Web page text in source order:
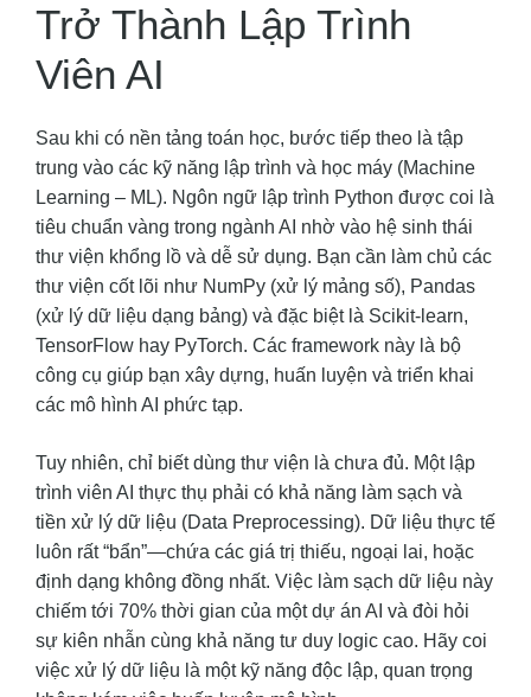
Trở Thành Lập Trình
Viên AI
Sau khi có nền tảng toán học, bước tiếp theo là tập
trung vào các kỹ năng lập trình và học máy (Machine
Learning – ML). Ngôn ngữ lập trình Python được coi là
tiêu chuẩn vàng trong ngành AI nhờ vào hệ sinh thái
thư viện khổng lồ và dễ sử dụng. Bạn cần làm chủ các
thư viện cốt lõi như NumPy (xử lý mảng số), Pandas
(xử lý dữ liệu dạng bảng) và đặc biệt là Scikit-learn,
TensorFlow hay PyTorch. Các framework này là bộ
công cụ giúp bạn xây dựng, huấn luyện và triển khai
các mô hình AI phức tạp.
Tuy nhiên, chỉ biết dùng thư viện là chưa đủ. Một lập
trình viên AI thực thụ phải có khả năng làm sạch và
tiền xử lý dữ liệu (Data Preprocessing). Dữ liệu thực tế
luôn rất “bẩn”—chứa các giá trị thiếu, ngoại lai, hoặc
định dạng không đồng nhất. Việc làm sạch dữ liệu này
chiếm tới 70% thời gian của một dự án AI và đòi hỏi
sự kiên nhẫn cùng khả năng tư duy logic cao. Hãy coi
việc xử lý dữ liệu là một kỹ năng độc lập, quan trọng